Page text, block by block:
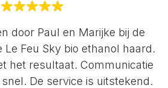
door Paul en Marijke bij de
Le Feu Sky bio ethanol haard.
het resultaat. Communicatie
De service is uitstekend.